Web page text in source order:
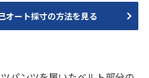
オート採寸の方法を見る